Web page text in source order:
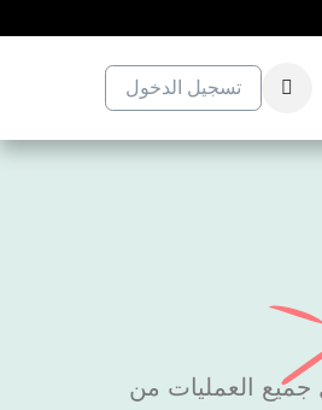
تسجيل الدخول
جميع العمليات من